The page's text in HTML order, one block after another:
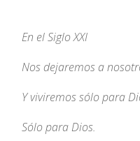
En el Siglo XXI
Nos dejaremos a
Y viviremos sólo para
Sólo para Dios.